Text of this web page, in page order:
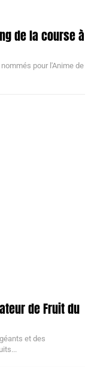
de la course à
pour l'Anime de
de Fruit du
et des
Fruits...